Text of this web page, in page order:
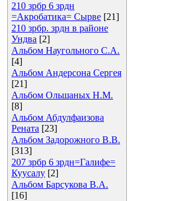
210 зрбр 6 зрдн
=Акробатика= Сырве [21]
210 зрбр. зрдн в районе
Ундва [2]
Альбом Наугольного С.А.
[4]
Альбом Андерсона Сергея
[21]
Альбом Ольшаных Н.М.
[8]
Альбом Абдулфаизова
Рената [23]
Альбом Задорожного В.В.
[313]
207 зрбр 6 зрдн=Галифе=
Куусалу [2]
Альбом Барсукова В.А.
[16]